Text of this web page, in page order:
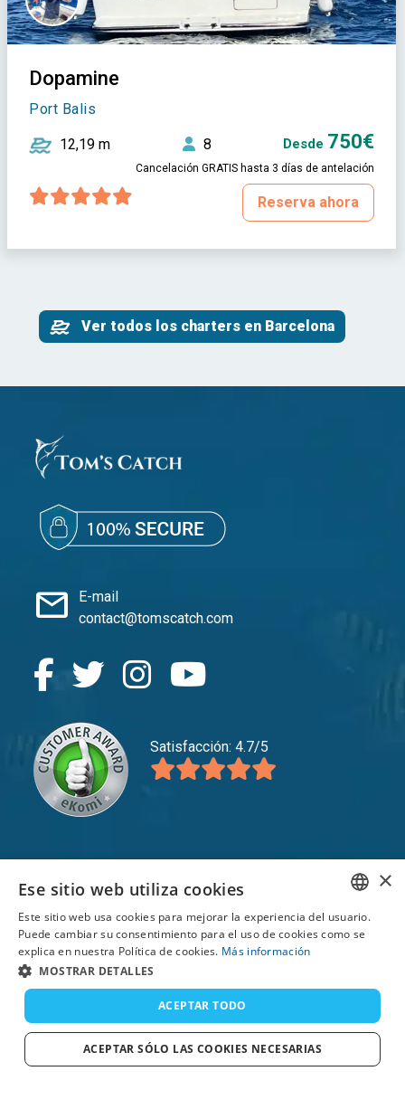
Dopamine
Port Balis
12,19 m 8 Desde 750€
Cancelación GRATIS hasta 3 días de antelación
Reserva ahora
Ver todos los charters en Barcelona
mail
E-mail
contact@tomscatch.com
Satisfacción: 4.7/5
Servicio expand_more
Descubre expand_more
Soporte expand_more
© 2026 TomsCatch Charters & Guides S.L. Todos los
derechos reservados.
DUTCH
GERMAN
×
Ese sitio web utiliza cookies
Este sitio web usa cookies para mejorar la experiencia del usuario.
Puede cambiar su consentimiento para el uso de cookies como se
explica en nuestra Política de cookies. Más información
MOSTRAR DETALLES
ACEPTAR TODO
ACEPTAR SÓLO LAS COOKIES NECESARIAS